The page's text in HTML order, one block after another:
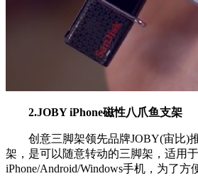
2.JOBY iPhone磁性八爪鱼支架
创意三脚架领先品牌JOBY(宙比)
架，是可以随意转动的三脚架，适用于
iPhone/Android/Windows手机，为了